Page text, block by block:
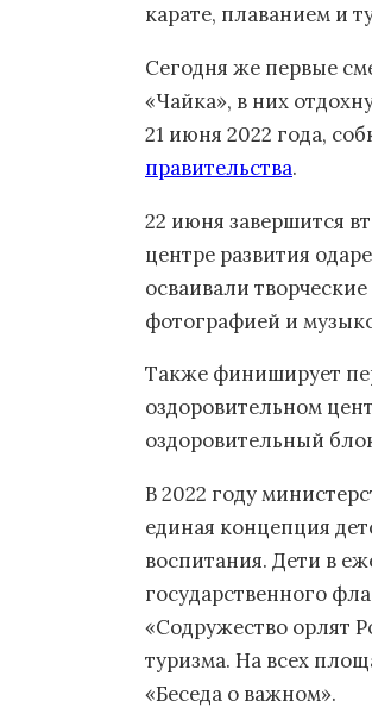
карате, плаванием и
Сегодня же первые
«Чайка», в них
21 июня 2022 года,
правительства.
22 июня завершится
центре развития
осваивали
фотографией и
Также финиширует
оздоровительном
оздоровительный
В 2022 году
единая концепция
воспитания. Дети в
государственного
«Содружество орлят
туризма. На всех
«Беседа о важном».